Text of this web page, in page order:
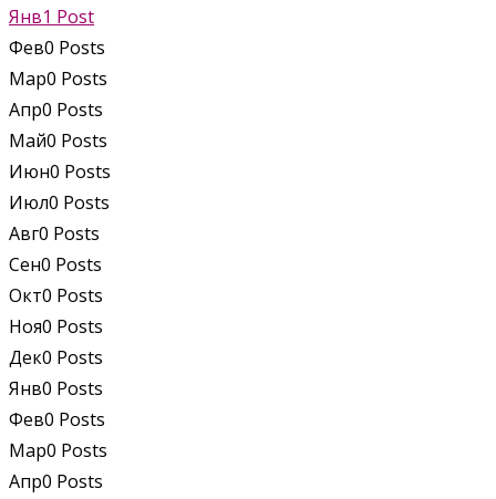
Янв1 Post
Фев0 Posts
Мар0 Posts
Апр0 Posts
Май0 Posts
Июн0 Posts
Июл0 Posts
Авг0 Posts
Сен0 Posts
Окт0 Posts
Ноя0 Posts
Дек0 Posts
Янв0 Posts
Фев0 Posts
Мар0 Posts
Апр0 Posts